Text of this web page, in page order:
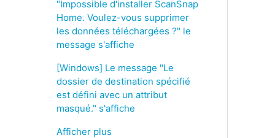
"Impossible d'installer ScanSnap
Home. Voulez-vous supprimer
les données téléchargées ?" le
message s'affiche
[Windows] Le message "Le
dossier de destination spécifié
est défini avec un attribut
masqué." s'affiche
Afficher plus